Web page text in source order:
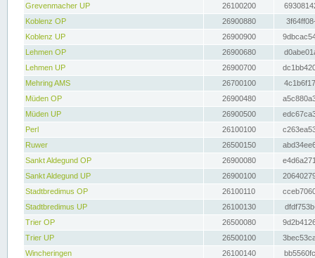
Grevenmacher UP
26100200
Koblenz OP
26900880
Koblenz UP
26900900
Lehmen OP
26900680
Lehmen UP
26900700
Mehring AMS
26700100
Müden OP
26900480
Müden UP
26900500
Perl
26100100
Ruwer
26500150
Sankt Aldegund OP
26900080
Sankt Aldegund UP
26900100
Stadtbredimus OP
26100110
Stadtbredimus UP
26100130
Trier OP
26500080
Trier UP
26500100
Wincheringen
26100140